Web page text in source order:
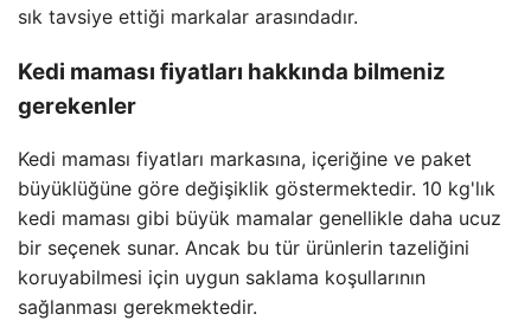
sık tavsiye ettiği markalar arasındadır.
Kedi maması fiyatları hakkında bilmeniz
gerekenler
Kedi maması fiyatları markasına, içeriğine ve paket
büyüklüğüne göre değişiklik göstermektedir. 10 kg'lık
kedi maması gibi büyük mamalar genellikle daha ucuz
bir seçenek sunar. Ancak bu tür ürünlerin tazeliğini
koruyabilmesi için uygun saklama koşullarının
sağlanması gerekmektedir.